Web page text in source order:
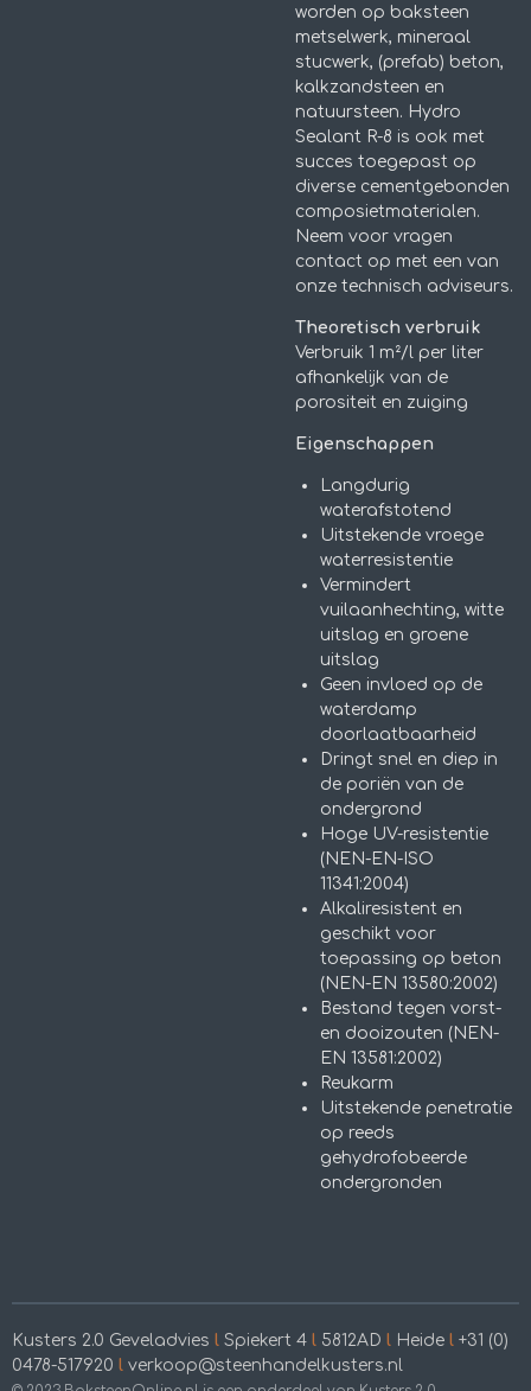
worden op baksteen
metselwerk, mineraal
stucwerk, (prefab) beton,
kalkzandsteen en
natuursteen. Hydro
Sealant R-8 is ook met
succes toegepast op
diverse cementgebonden
composietmaterialen.
Neem voor vragen
contact op met een van
onze technisch adviseurs.
Theoretisch verbruik
Verbruik 1 m²/l per liter
afhankelijk van de
porositeit en zuiging
Eigenschappen
Langdurig
waterafstotend
Uitstekende vroege
waterresistentie
Vermindert
vuilaanhechting, witte
uitslag en groene
uitslag
Geen invloed op de
waterdamp
doorlaatbaarheid
Dringt snel en diep in
de poriën van de
ondergrond
Hoge UV-resistentie
(NEN-EN-ISO
11341:2004)
Alkaliresistent en
geschikt voor
toepassing op beton
(NEN-EN 13580:2002)
Bestand tegen vorst-
en dooizouten (NEN-
EN 13581:2002)
Reukarm
Uitstekende penetratie
op reeds
gehydrofobeerde
ondergronden
Kusters 2.0 Geveladvies l Spiekert 4 l 5812AD l Heide l +31 (0)
0478-517920 l verkoop@steenhandelkusters.nl